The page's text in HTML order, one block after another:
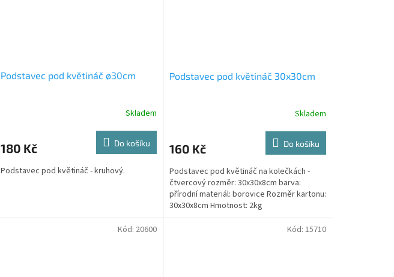
Podstavec pod květináč ø30cm
Skladem
180 Kč Do košíku
Podstavec pod květináč - kruhový.
Podstavec pod květináč 30x30cm
Skladem
160 Kč Do košíku
Podstavec pod květináč na kolečkách -
čtvercový rozměr: 30x30x8cm barva:
přírodní materiál: borovice Rozměr kartonu:
30x30x8cm Hmotnost: 2kg
Kód: 20600 Kód: 15710